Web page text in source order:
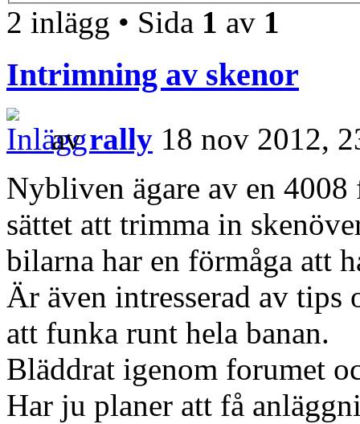
2 inlägg • Sida 1 av 1
Intrimning av skenor
avrally 18 nov 2012,
Nybliven ägare av en
sättet att trimma in
bilarna har en förmåga att
Är även intresserad av
att funka runt hela banan.
Bläddrat igenom forumet
Har ju planer att få